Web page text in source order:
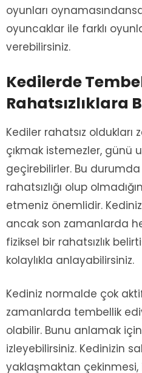
oyunları
oyuncaklar ile farklı
verebilirsiniz.
Kedilerde
Rahatsızlıklara
Kediler rahatsız
çıkmak istemezler, günü
geçirebilirler. Bu
rahatsızlığı olup
etmeniz önemlidir.
ancak son zamanlarda
fiziksel bir rahatsızlık
kolaylıkla anlayabilirsiniz.
Kediniz normalde çok
zamanlarda tembellik
olabilir. Bunu anlamak
izleyebilirsiniz. Kedinizin
yaklaşmaktan çekinmesi,